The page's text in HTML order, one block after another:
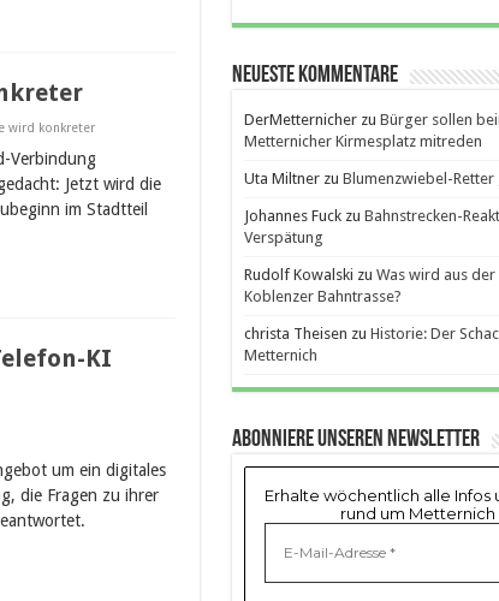
wird konkreter
Verbindung
Jetzt wird die
im Stadtteil
KI
um ein digitales
die Fragen zu ihrer
Neueste Kommentare
DerMetternicherzu Bürger sollen
Metternicher Kirmesplatz mitreden
Uta Miltnerzu Blumenzwiebel-Retter
Johannes Fuckzu Bahnstrecken-
Verspätung
Rudolf Kowalski zu Was wird aus der
Koblenzer Bahntrasse?
christa Theisen zu Historie: Der
Metternich
Abonniere unseren Newsletter
Erhalte wöchentlich alle Infos
rund um Metternich